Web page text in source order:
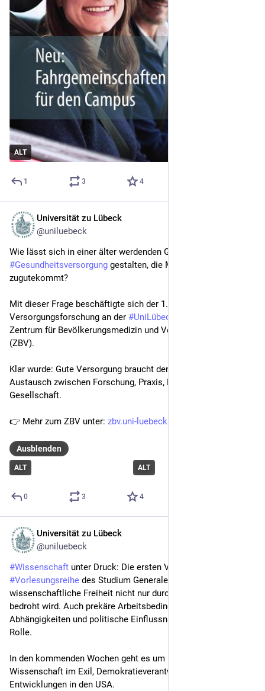
ALT
1 3 4
Universität zu Lübeck
@uniluebeck
#Gesundheitsversorgung gestalten, die Menschen tatsächlich
zugutekommt?
Mit dieser Frage beschäftigte sich der 1. Tag der
Versorgungsforschung an der #UniLübeck
Zentrum für Bevölkerungsmedizin und Versorgungsforschung
(ZBV).
Klar wurde: Gute Versorgung braucht den interdisziplinären
Austausch zwischen Forschung, Praxis, Politik und
Gesellschaft.
👉 Mehr zum ZBV unter: zbv.uni-luebeck.de/zbv
ALT ALT
Ausblenden
0 3 4
Universität zu Lübeck
@uniluebeck
#Wissenschaft
#Vorlesungsreihe des Studium Generale haben gezeigt, dass
wissenschaftliche Freiheit nicht nur durch offene Angriffe
bedroht wird. Auch prekäre Arbeitsbedingungen,
Abhängigkeiten und politische Einflussnahmen spielen eine
Rolle.
In den kommenden Wochen geht es um Klimaforschung,
Wissenschaft im Exil, Demokratieverantwortung und aktuelle
Entwicklungen in den USA.